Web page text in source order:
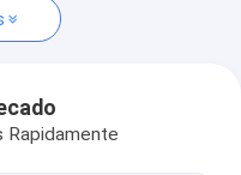
Rapidamente